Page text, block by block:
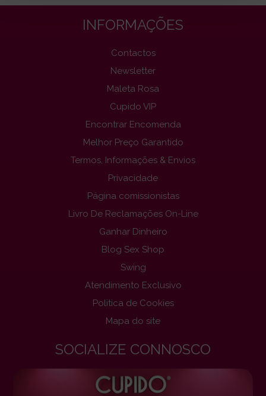
INFORMAÇÕES
Contactos
Newsletter
Maleta Rosa
Cupido VIP
Encontrar Encomenda
Melhor Preço Garantido
Termos, Informações & Envios
Privacidade
Página comissionistas
Livro De Reclamações On-Line
Ganhar Dinheiro
Blog Sex Shop
Swing
Atendimento Exclusivo
Politica de Cookies
Mapa do site
SOCIALIZE CONNOSCO